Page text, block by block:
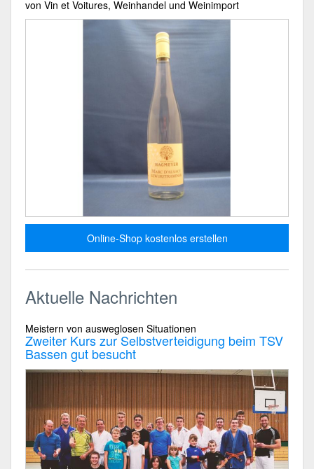
von Vin et Voitures, Weinhandel und Weinimport
Online-Shop kostenlos erstellen
Aktuelle Nachrichten
Meistern von ausweglosen Situationen
Zweiter Kurs zur Selbstverteidigung beim TSV
Bassen gut besucht